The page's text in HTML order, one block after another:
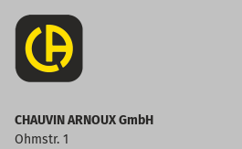
CHAUVIN ARNOUX GmbH
Ohmstr. 1